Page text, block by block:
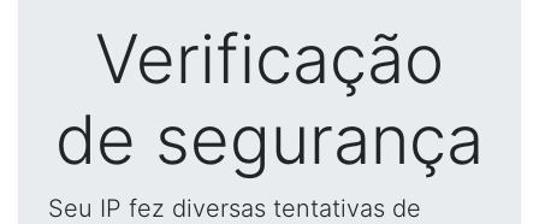
Verificação
de segurança
Seu IP fez diversas tentativas de